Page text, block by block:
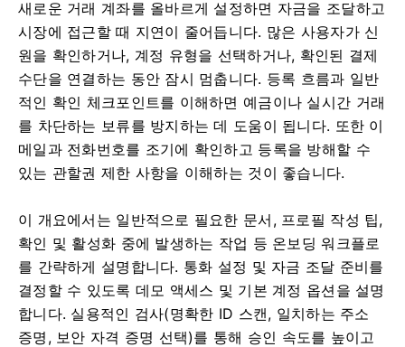
새로운 거래 계좌를 올바르게 설정하면 자금을 조달하고
시장에 접근할 때 지연이 줄어듭니다. 많은 사용자가 신
원을 확인하거나, 계정 유형을 선택하거나, 확인된 결제
수단을 연결하는 동안 잠시 멈춥니다. 등록 흐름과 일반
적인 확인 체크포인트를 이해하면 예금이나 실시간 거래
를 차단하는 보류를 방지하는 데 도움이 됩니다. 또한 이
메일과 전화번호를 조기에 확인하고 등록을 방해할 수
있는 관할권 제한 사항을 이해하는 것이 좋습니다.
이 개요에서는 일반적으로 필요한 문서, 프로필 작성 팁,
확인 및 활성화 중에 발생하는 작업 등 온보딩 워크플로
를 간략하게 설명합니다. 통화 설정 및 자금 조달 준비를
결정할 수 있도록 데모 액세스 및 기본 계정 옵션을 설명
합니다. 실용적인 검사(명확한 ID 스캔, 일치하는 주소
증명, 보안 자격 증명 선택)를 통해 승인 속도를 높이고